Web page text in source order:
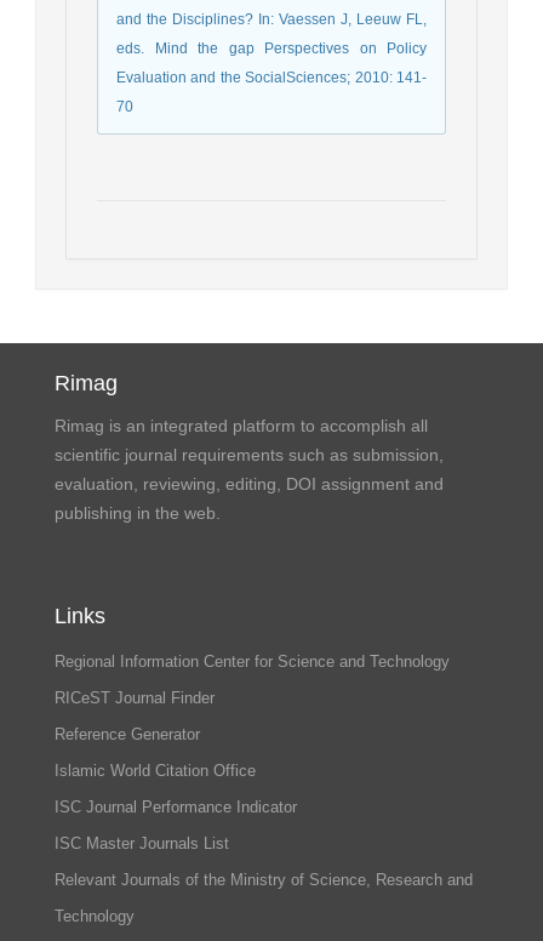
and the Disciplines? In: Vaessen J, Leeuw FL,
eds. Mind the gap Perspectives on Policy
Evaluation and the SocialSciences; 2010: 141-
70
Rimag
Rimag is an integrated platform to accomplish all
scientific journal requirements such as submission,
evaluation, reviewing, editing, DOI assignment and
publishing in the web.
Links
Regional Information Center for Science and Technology
RICeST Journal Finder
Reference Generator
Islamic World Citation Office
ISC Journal Performance Indicator
ISC Master Journals List
Relevant Journals of the Ministry of Science, Research and
Technology